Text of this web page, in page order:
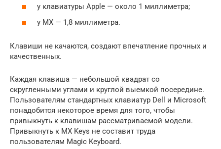
у клавиатуры Apple — около 1 миллиметра;
у MX — 1,8 миллиметра.
Клавиши не качаются, создают впечатление прочных и
качественных.
Каждая клавиша — небольшой квадрат со
скругленными углами и круглой выемкой посередине.
Пользователям стандартных клавиатур Dell и Microsoft
понадобится некоторое время для того, чтобы
привыкнуть к клавишам рассматриваемой модели.
Привыкнуть к MX Keys не составит труда
пользователям Magic Keyboard.